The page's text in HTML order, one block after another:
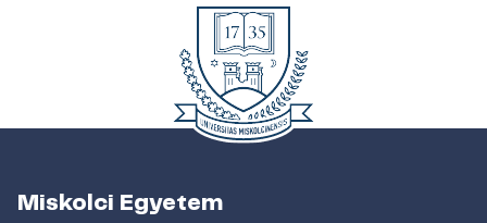
Miskolci Egyetem